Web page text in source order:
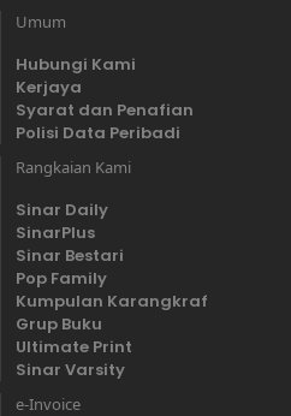
Umum
Hubungi Kami
Kerjaya
Syarat dan Penafian
Polisi Data Peribadi
Rangkaian Kami
Sinar Daily
SinarPlus
Sinar Bestari
Pop Family
Kumpulan Karangkraf
Grup Buku
Ultimate Print
Sinar Varsity
e-Invoice